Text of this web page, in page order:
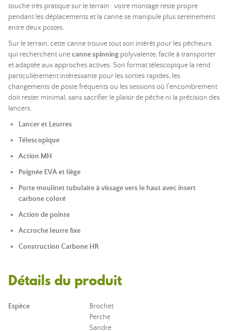
touche très pratique sur le terrain : votre montage reste propre
pendant les déplacements et la canne se manipule plus sereinement
entre deux postes.
Sur le terrain, cette canne trouve tout son intérêt pour les pêcheurs
qui recherchent unecanne spinning polyvalente, facile à transporter
et adaptée aux approches actives. Son format télescopique la rend
particulièrement intéressante pour les sorties rapides, les
changements de poste fréquents ou les sessions où l’encombrement
doit rester minimal, sans sacrifier le plaisir de pêche ni la précision des
lancers.
Lancer et Leurres
Télescopique
Action MH
Poignée EVA et liège
Porte moulinet tubulaire à vissage vers le haut avec insert
carbone coloré
Action de pointe
Accroche leurre fixe
Construction Carbone HR
Détails du produit
Espèce
Brochet
Perche
Sandre